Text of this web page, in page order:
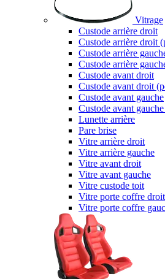
Vitrage
Custode arrière droit
Custode arrière droit
Custode arrière
Custode arrière
Custode avant droit
Custode avant droit
Custode avant gauche
Custode avant
Lunette arrière
Pare brise
Vitre arrière droit
Vitre arrière gauche
Vitre avant droit
Vitre avant gauche
Vitre custode toit
Vitre porte coffre droit
Vitre porte coffre